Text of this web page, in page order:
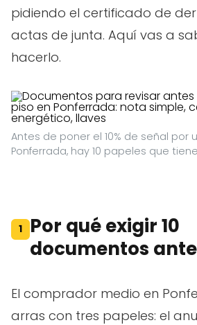
pidiendo el certificado de
actas de junta. Aquí vas a
hacerlo.
Antes de poner el 10% de señal por
Ponferrada, hay 10 papeles que
1
Por qué exigir 10
documentos
El comprador medio en
arras con tres papeles: el